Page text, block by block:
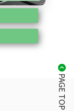
PAGE TOP